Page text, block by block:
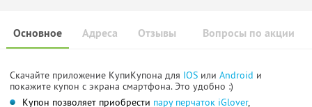
Основное Отзывы Вопросы по акции
Адреса
Скачайте приложение КупиКупона для IOS или Android и
покажите купон с экрана смартфона. Это удобно :)
Купон позволяет приобрести пару перчаток iGlover,